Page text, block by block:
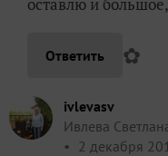
Ответить ✿
ivlevasv
Ивлева
2 декабря